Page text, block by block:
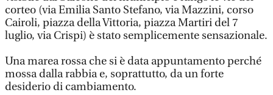
corteo (via Emilia Santo Stefano, via Mazzini, corso
Cairoli, piazza della Vittoria, piazza Martiri del 7
luglio, via Crispi) è stato semplicemente sensazionale.
Una marea rossa che si è data appuntamento perché
mossa dalla rabbia e, soprattutto, da un forte
desiderio di cambiamento.